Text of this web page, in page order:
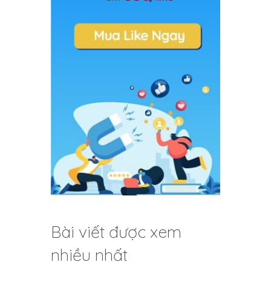
Bài viết được xem
nhiều nhất